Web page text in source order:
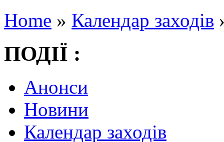
Home » Календар заходів
ПОДІЇ :
Анонси
Новини
Календар заходів